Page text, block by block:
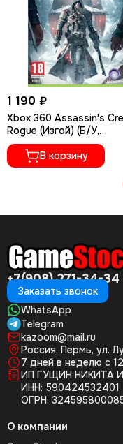
1 190 ₽
Xbox 360 Assassin's
Rogue (Изгой) (Б/У,
Полностью на русском
языке)В корзину
+7(908) 271-34-34
Заказать звонок
WhatsApp
Telegram
kazoom@mail.ru
Россия, Пермь, ул.
7 дней в неделю с
ИП ГУЩИН НИКИТА
ИНН: 590424532401
ОГРН:
О компании